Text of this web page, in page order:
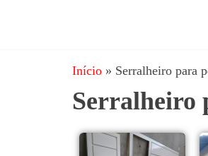
e
Serralheria
coberturas
metálicas,
mezanino
metálico,
metálico,
portões,
Início » Serralheiro para
Serralheiro